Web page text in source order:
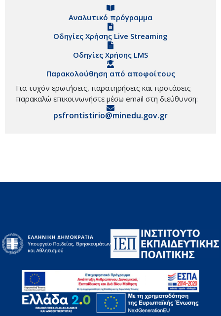
Αναλυτικό πρόγραμμα
Οδηγίες Χρήσης Live Streaming
Οδηγίες Χρήσης LMS
Παρακολούθηση από αποφοίτους
Για τυχόν ερωτήσεις, παρατηρήσεις και προτάσεις
παρακαλώ επικοινωνήστε μέσω email στη διεύθυνση:
psfrontistirio@minedu.gov.gr